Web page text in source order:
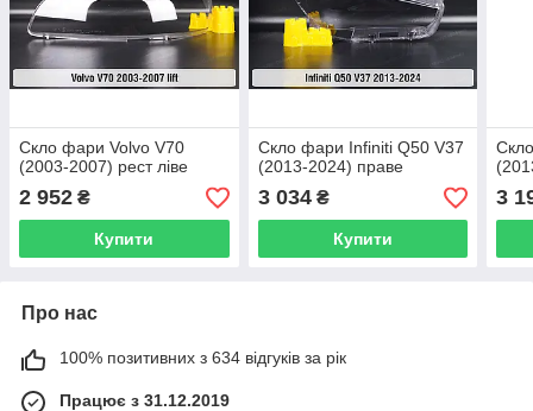
Скло фари Volvo V70
(2003-2007) рест ліве
2 952 ₴
Купити
Скло фари Infiniti Q50 V37
(2013-2024) праве
3 034₴
Купити
3
Про нас
100% позитивних з 634 відгуків за рік
Працює з 31.12.2019